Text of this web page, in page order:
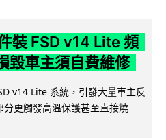
裝 FSD v14 Lite 頻
毀車主須自費維修
v14 Lite 系統，引發大量車主反
更觸發高溫保護甚至直接燒